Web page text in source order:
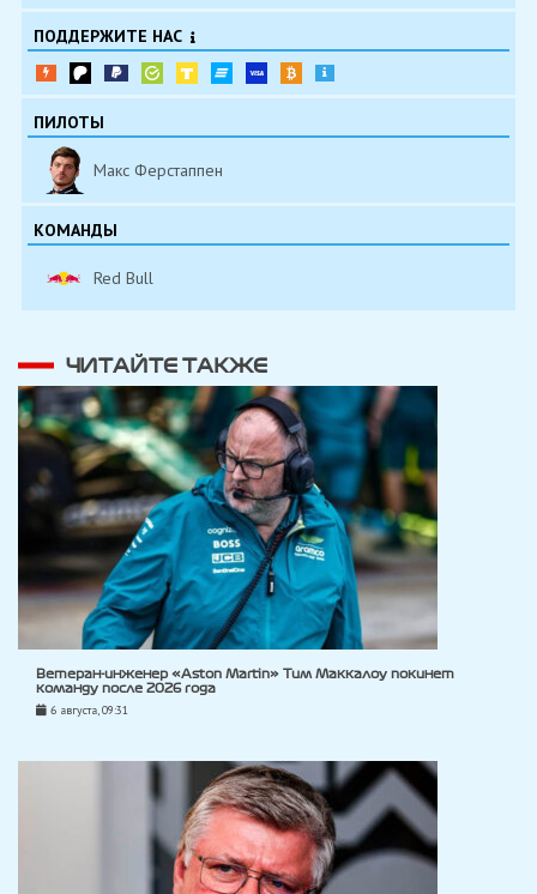
ПОДДЕРЖИТЕ НАС
ПИЛОТЫ
Макс Ферстаппен
КОМАНДЫ
Red Bull
ЧИТАЙТЕ ТАКЖЕ
Ветеран-инженер «Aston Martin» Тим Маккалоу покинет
команду после 2026 года
6 августа, 09:31